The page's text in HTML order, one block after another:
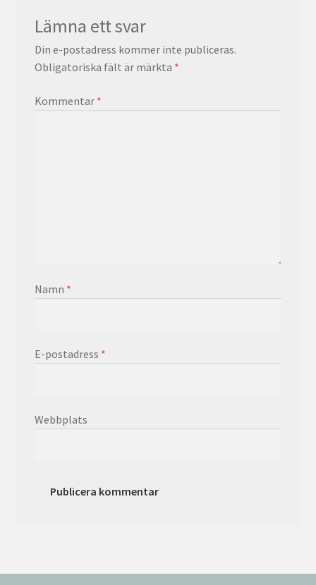
Lämna ett svar
Din e-postadress kommer inte publiceras.
Obligatoriska fält är märkta *
Kommentar *
Namn *
E-postadress *
Webbplats